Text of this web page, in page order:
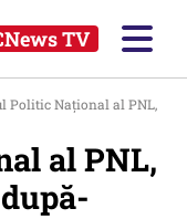
TV
Politic Naţional al PNL,
al PNL,